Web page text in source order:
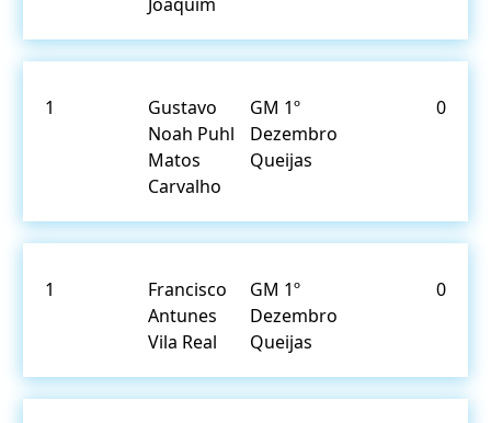
1
Gustavo
Noah Puhl
Matos
Carvalho
GM 1º
Dezembro
Queijas
0
1
Francisco
Antunes
Vila Real
GM 1º
Dezembro
Queijas
0